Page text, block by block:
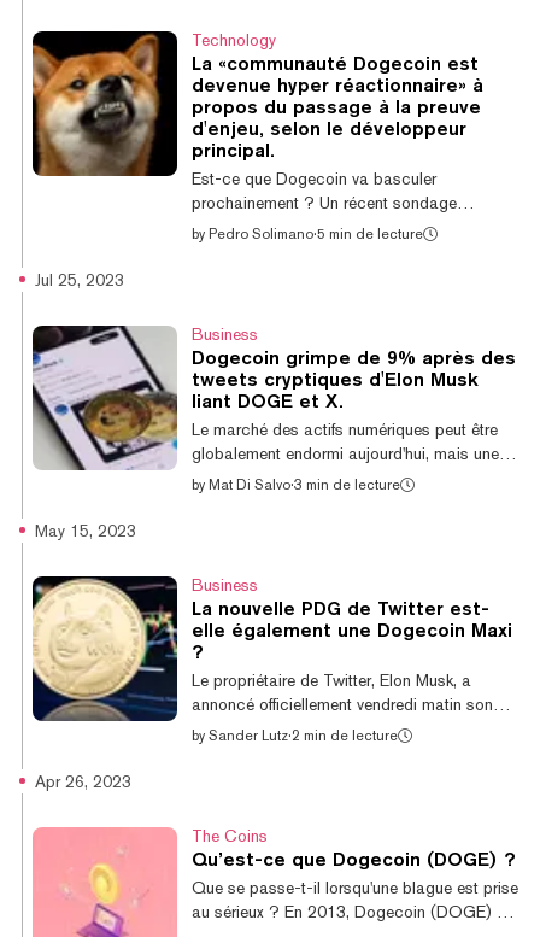
Bitcoin et que la monnaie mème célèbre son
10e anniversaire aujourd'hui. Le Dogecoin a
été lancé initialement le 6 décembre 2013
par les créateurs Billy Markus et Jackson
Palmer. La dernière fois que le Dogecoin...
Technology
La «communauté Dogecoin est
devenue hyper réactionnaire» à
propos du passage à la preuve
d'enjeu, selon le développeur
principal.
Est-ce que Dogecoin va basculer
prochainement ? Un récent sondage
demandant à sa communauté si elle serait
mécanisme de consensus que Bitcoin
appelé preuve de travail. If Dogecoin was
stakeable, would you stake it? $DOGE 🐕 —
Marshall Hayner (@MarshallHayner) August
20, 2023 Ce mécanisme de consensus, qui
utilise le mining pour va...
by Pedro Solimano·5 min de lecture
Jul 25, 2023
Business
Dogecoin grimpe de 9% après des
tweets cryptiques d'Elon Musk
liant DOGE et X.
Le marché des actifs numériques peut être
globalement endormi aujourd'hui, mais une
cryptomonnaie est en plein essor : Dogecoin.
cours de la dernière semaine, il a augmenté
de 19 %, ce qui en fait l'une des meilleures
performances parmi les cryptomonnaies. La
cryptomonnaie mème originale a connu une
augmentation de prix lorsque le PDG de...
by Mat Di Salvo·3 min de lecture
May 15, 2023
Business
La nouvelle PDG de Twitter est-
elle également une Dogecoin Maxi
?
Le propriétaire de Twitter, Elon Musk, a
annoncé officiellement vendredi matin son
remplacement en tant que PDG : Linda
20 ans avant cela à diriger la publicité pour
le conglomérat de médias Turner
Broadcasting. Cependant, on en sait
relativement peu sur ses opinions sur les
by Sander Lutz·2 min de lecture
Apr 26, 2023
The Coins
Qu’est-ce que Dogecoin (DOGE) ?
Que se passe-t-il lorsqu'une blague est prise
au sérieux ? En 2013, Dogecoin (DOGE) a